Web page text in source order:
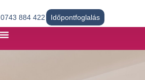
0743 884 422 Időpontfoglalás